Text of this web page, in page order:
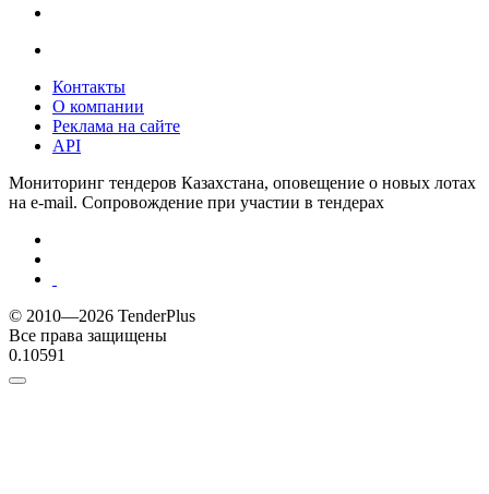
Контакты
О компании
Реклама на сайте
API
Мониторинг тендеров Казахстана, оповещение о новых лотах
на e-mail. Сопровождение при участии в тендерах
© 2010—2026 TenderPlus
Все права защищены
0.10591